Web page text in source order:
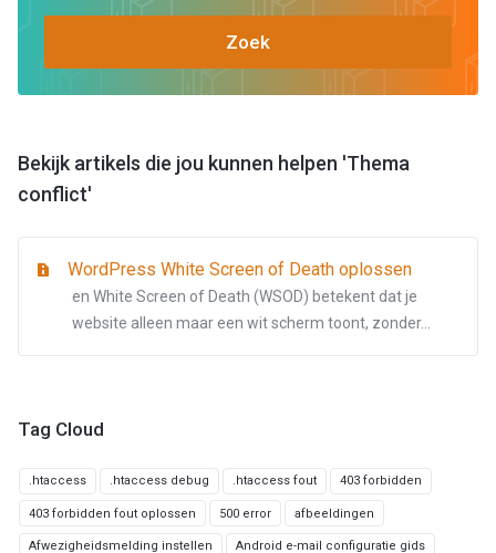
Zoek
Bekijk artikels die jou kunnen helpen 'Thema
conflict'
WordPress White Screen of Death oplossen
en White Screen of Death (WSOD) betekent dat je
website alleen maar een wit scherm toont, zonder...
Tag Cloud
.htaccess .htaccess debug .htaccess fout 403 forbidden
403 forbidden fout oplossen 500 error afbeeldingen
Afwezigheidsmelding instellen Android e-mail configuratie gids